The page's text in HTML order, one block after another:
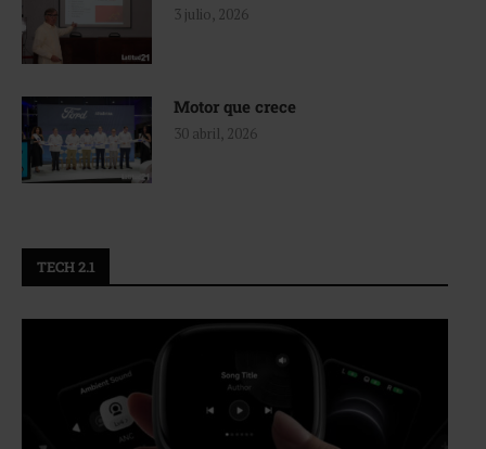
3 julio, 2026
Motor que crece
30 abril, 2026
TECH 2.1